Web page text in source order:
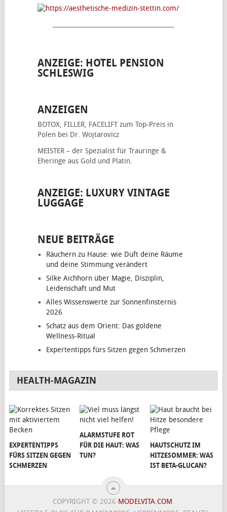
ANZEIGE: HOTEL PENSION
SCHLESWIG
ANZEIGEN
BOTOX, FILLER, FACELIFTzum Top-Preis in
Polen bei Dr. Wojtarovicz
MEISTER – der Spezialist für Trauringe &
Eheringe aus Gold und Platin.
ANZEIGE: LUXURY VINTAGE
LUGGAGE
NEUE BEITRÄGE
Räuchern zu Hause: wie Duft deine Räume
und deine Stimmung verändert
Silke Aichhorn über Magie, Disziplin,
Leidenschaft und Mut
Alles Wissenswerte zur Sonnenfinsternis
2026
Schatz aus dem Orient: Das goldene
Wellness-Ritual
Expertentipps fürs Sitzen gegen Schmerzen
HEALTH-MAGAZIN
EXPERTENTIPPS
FÜRS SITZEN GEGEN
SCHMERZEN
ALARMSTUFE ROT
FÜR DIE HAUT: WAS
TUN?
HAUTSCHUTZ IM
HITZESOMMER: WAS
IST BETA-GLUCAN?
COPYRIGHT © 2026 MODELVITA.COM.